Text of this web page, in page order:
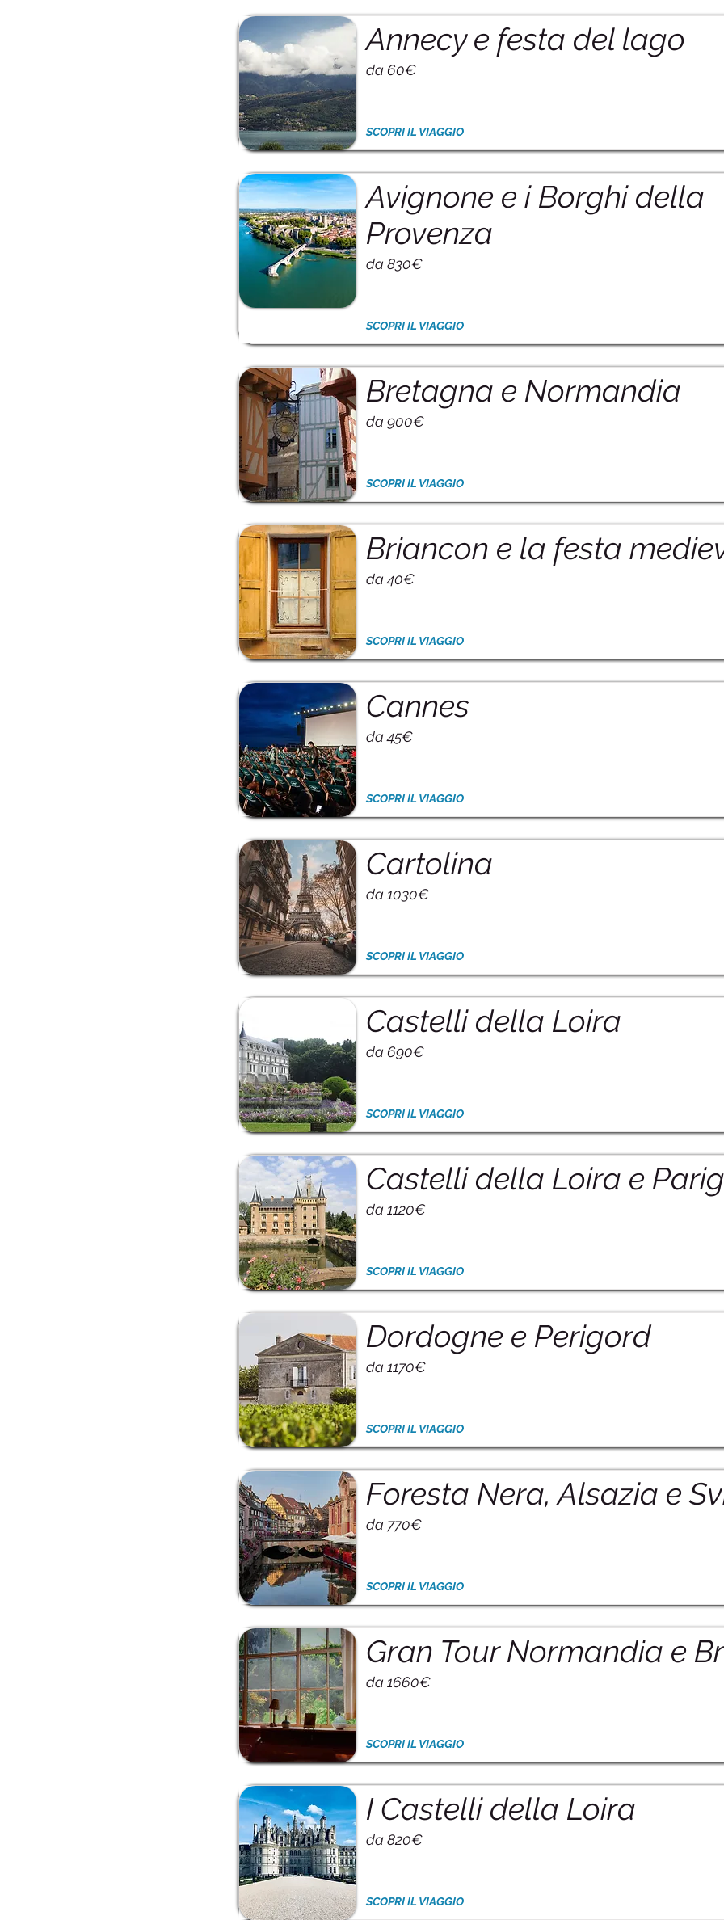
Annecy e festa del lago
da 60€
SCOPRI IL VIAGGIO
Avignone e i Borghi della
Provenza
da 830€
SCOPRI IL VIAGGIO
Bretagna e Normandia
da 900€
SCOPRI IL VIAGGIO
Briancon e la festa
da 40€
SCOPRI IL VIAGGIO
Cannes
da 45€
SCOPRI IL VIAGGIO
Cartolina
da 1030€
SCOPRI IL VIAGGIO
Castelli della Loira
da 690€
SCOPRI IL VIAGGIO
Castelli della Loira e
da 1120€
SCOPRI IL VIAGGIO
Dordogne e Perigord
da 1170€
SCOPRI IL VIAGGIO
Foresta Nera, Alsazia e
da 770€
SCOPRI IL VIAGGIO
Gran Tour Normandia e
da 1660€
SCOPRI IL VIAGGIO
I Castelli della Loira
da 820€
SCOPRI IL VIAGGIO